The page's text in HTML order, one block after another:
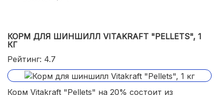
КОРМ ДЛЯ ШИНШИЛЛ VITAKRAFT "PELLETS", 1
КГ
Рейтинг: 4.7
Корм Vitakraft "Pellets" на 20% состоит из